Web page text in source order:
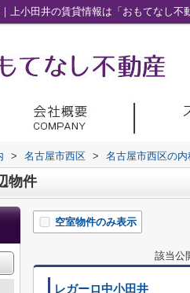
上小田井の賃貸情報は「おもてなし不
> 名古屋市西区 > 名古屋市西区の内
物件
空室物件のみ表示
該当公
レガーロ中小田井